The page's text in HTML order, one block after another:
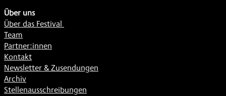
Über uns
Über das Festival
Team
Partner:innen
Kontakt
Newsletter & Zusendungen
Archiv
Stellenausschreibungen